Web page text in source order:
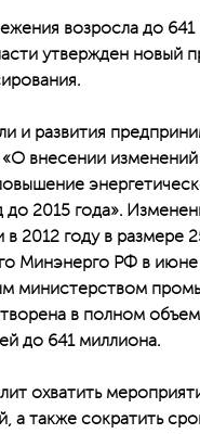
возросла до
утвержден новый
и развития
внесении
2015 года».
2012 году в размере
Минэнерго РФ в
министерством
в полном
до 641 миллиона.
охватить
а также сократить